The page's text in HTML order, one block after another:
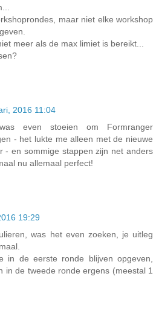
maar niet elke workshop
meer als de max limiet is bereikt...
2016 11:04
even stoeien om Formranger
- het lukte me alleen met de nieuwe
- en sommige stappen zijn net anders
nu allemaal perfect!
19:29
was het even zoeken, je uitleg
in de eerste ronde blijven opgeven,
in de tweede ronde ergens (meestal 1